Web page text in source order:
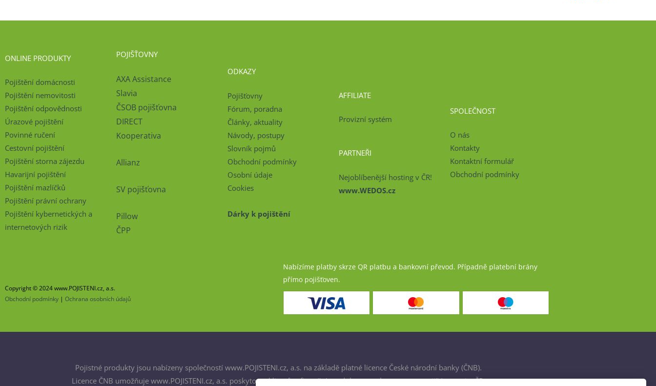
ONLINE PRODUKTY
Pojištění domácnosti
Pojištění nemovitosti
Pojištění odpovědnosti
Úrazové pojištění
Povinné ručení
Cestovní pojištění
Pojištění storna zájezdu
Havarijní pojištění
Pojištění mazlíčků
Pojištění právní ochrany
Pojištění kybernetických a
internetových rizik
POJIŠŤOVNY
AXA Assistance
Slavia
ČSOB pojišťovna
DIRECT
Kooperativa
Allianz
SV pojišťovna
Pillow
ČPP
ODKAZY
Pojišťovny
Fórum, poradna
Články, aktuality
Návody, postupy
Slovník pojmů
Obchodní podmínky
Osobní údaje
Cookies
Dárky k pojištění
AFFILIATE
Provizní systém
PARTNEŘI
Nejoblíbenější hosting v ČR!
www.WEDOS.cz
SPOLEČNOST
O nás
Kontakty
Kontaktní formulář
Obchodní podmínky
Copyright © 2024 www.POJISTENI.cz, a.s.
Obchodní podmínky | Ochrana osobních údajů
Nabízíme platby skrze QR platbu a bankovní převod. Případně platební brány
přímo pojišťoven.
Pojistné produkty jsou nabízeny společností www.POJISTENI.cz, a.s. na základě platné licence České národní banky (ČNB).
Licence ČNB umožňuje www.POJISTENI.cz, a.s. poskytovat klientům finanční produkty a spolupracovat s pojišťovnami v ČR.